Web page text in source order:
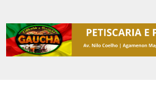
to
content